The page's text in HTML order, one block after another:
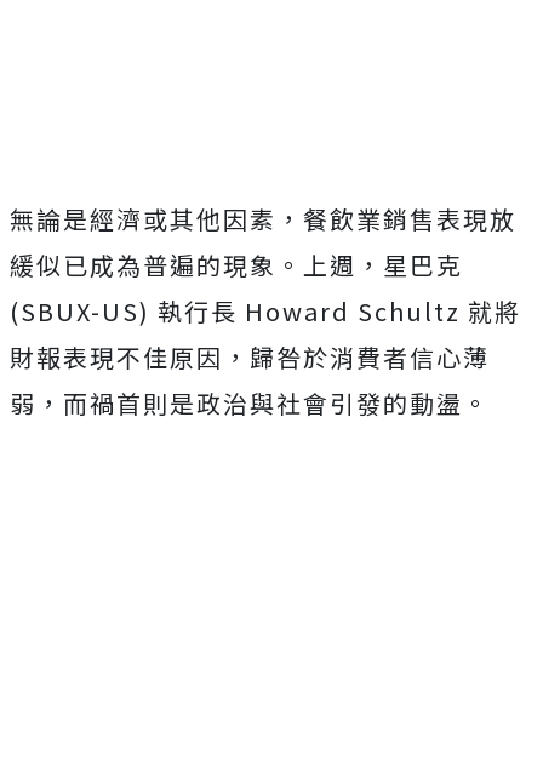
無論是經濟或其他因素，餐飲業銷售表現放
緩似已成為普遍的現象。上週，星巴克
(SBUX-US) 執行長 Howard Schultz 就將
財報表現不佳原因，歸咎於消費者信心薄
弱，而禍首則是政治與社會引發的動盪。